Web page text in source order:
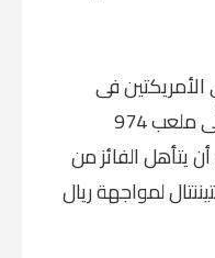
الأمريكتين فى
الثامنة مساء السبت المقبل على ملعب 974
يتأهل الفائز من
لمواجهة ريال